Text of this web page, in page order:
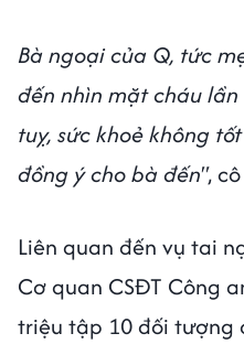
Bà ngoại của Q, tức
đến nhìn mặt cháu
tuỵ, sức khoẻ không
đồng ý cho bà đến",
Liên quan đến vụ tai
Cơ quan CSĐT Công
triệu tập 10 đối tượng